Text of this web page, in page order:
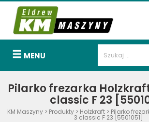
MENU
Pilarko frezarka Holzkraft
classic F 23
KM Maszyny > Produkty > Holzkraft > Pilarko
3 classic F 23 [5501051]